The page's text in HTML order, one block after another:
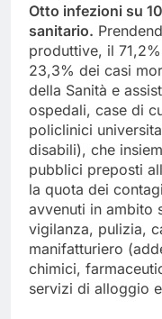
Otto infezioni su
sanitario.
produttive, il
23,3% dei casi
della Sanità e
ospedali, case di
policlinici
disabili), che
pubblici preposti
la quota dei
avvenuti in ambito
vigilanza, pulizia,
manifatturiero
chimici,
servizi di alloggio